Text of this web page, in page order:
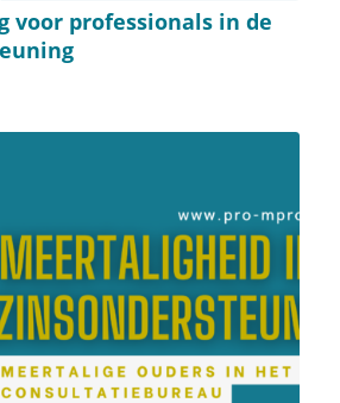
voor professionals in de